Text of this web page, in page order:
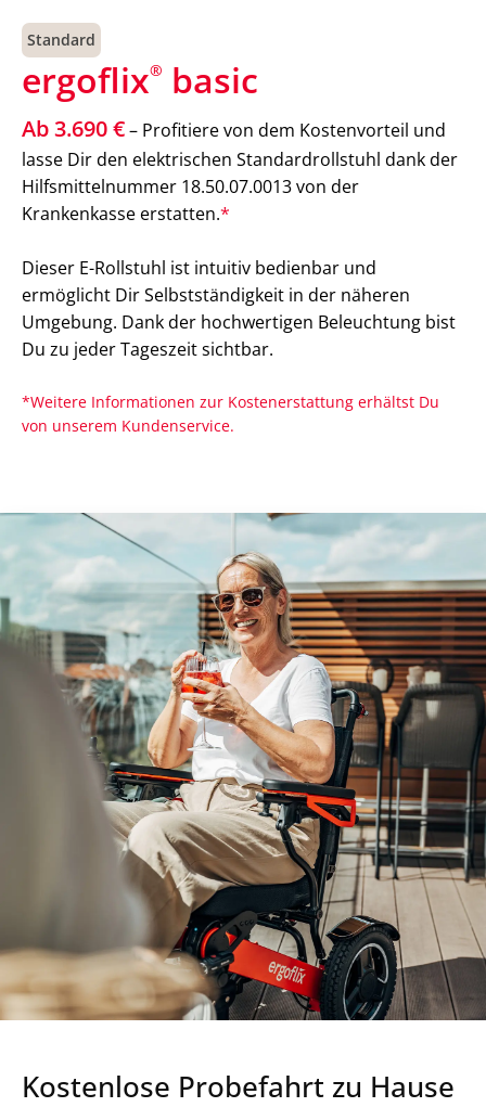
Standard
ergoflix® basic
Ab 3.690 €– Profitiere von dem Kostenvorteil und
lasse Dir den elektrischen Standardrollstuhl dank der
Hilfsmittelnummer 18.50.07.0013 von der
Krankenkasse erstatten.*
Dieser E-Rollstuhl ist intuitiv bedienbar und
ermöglicht Dir Selbstständigkeit in der näheren
Umgebung. Dank der hochwertigen Beleuchtung bist
Du zu jeder Tageszeit sichtbar.
*Weitere Informationen zur Kostenerstattung erhältst Du
von unserem Kundenservice.
Kostenlose Probefahrt zu Hause